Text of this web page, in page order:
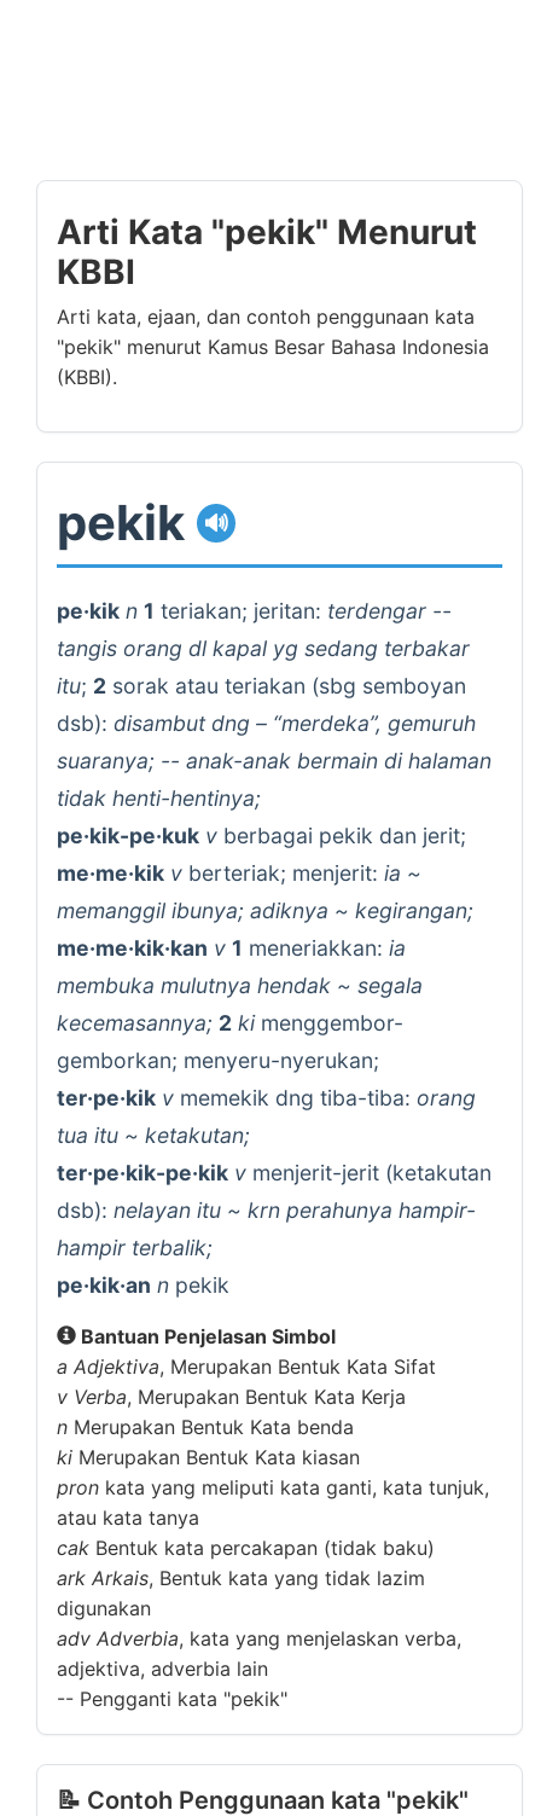
Arti Kata "pekik" Menurut
KBBI
Arti kata, ejaan, dan contoh penggunaan kata
"pekik" menurut Kamus Besar Bahasa Indonesia
(KBBI).
pekik 🔊
pe·kik n 1 teriakan; jeritan: terdengar --
tangis orang dl kapal yg sedang terbakar
itu; 2 sorak atau teriakan (sbg semboyan
dsb): disambut dng – “merdeka”, gemuruh
suaranya; -- anak-anak bermain di halaman
tidak henti-hentinya;
pe·kik-pe·kuk v berbagai pekik dan jerit;
me·me·kik v berteriak; menjerit: ia ~
memanggil ibunya; adiknya ~ kegirangan;
me·me·kik·kan v 1 meneriakkan: ia
membuka mulutnya hendak ~ segala
kecemasannya; 2 kimenggembor-
gemborkan; menyeru-nyerukan;
ter·pe·kik v memekik dng tiba-tiba: orang
tua itu ~ ketakutan;
ter·pe·kik-pe·kik v menjerit-jerit (ketakutan
dsb): nelayan itu ~ krn perahunya hampir-
hampir terbalik;
pe·kik·an n pekik
Bantuan Penjelasan Simbol
a Adjektiva, Merupakan Bentuk Kata Sifat
v Verba, Merupakan Bentuk Kata Kerja
n Merupakan Bentuk Kata benda
ki Merupakan Bentuk Kata kiasan
pron kata yang meliputi kata ganti, kata tunjuk,
atau kata tanya
cak Bentuk kata percakapan (tidak baku)
ark Arkais, Bentuk kata yang tidak lazim
digunakan
adv Adverbia, kata yang menjelaskan verba,
adjektiva, adverbia lain
-- Pengganti kata "pekik"
📝 Contoh Penggunaan kata "pekik"